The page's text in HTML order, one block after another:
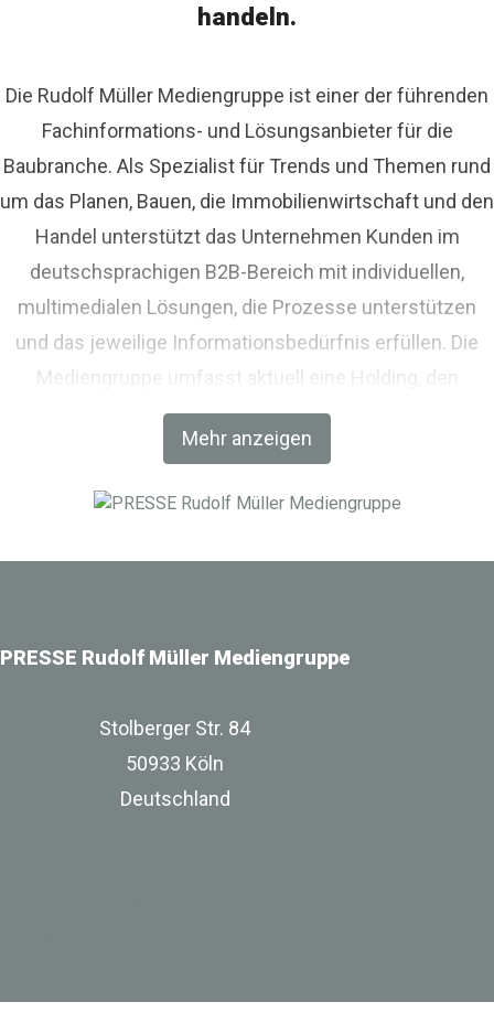
handeln.
Mehr anzeigen
Die Rudolf Müller Mediengruppe ist einer der führenden
Fachinformations- und Lösungsanbieter für die
Baubranche. Als Spezialist für Trends und Themen rund
um das Planen, Bauen, die Immobilienwirtschaft und den
Handel unterstützt das Unternehmen Kunden im
deutschsprachigen B2B-Bereich mit individuellen,
multimedialen Lösungen, die Prozesse unterstützen
und das jeweilige Informationsbedürfnis erfüllen. Die
Mediengruppe umfasst aktuell eine Holding, den
Fachverlag RM Rudolf Müller Medien und mit der BIM
World MUNICH eine Netzwerkplattform für Akteure der
PRESSE Rudolf Müller Mediengruppe
Stolberger Str. 84
50933 Köln
Deutschland